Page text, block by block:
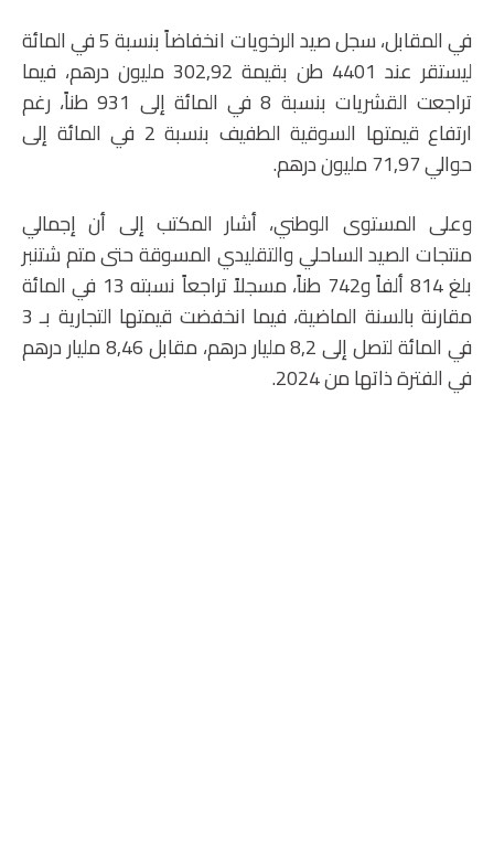
في المقابل، سجل صيد الرخويات انخفاضاً بنسبة 5 في المائة
ليستقر عند 4401 طن بقيمة 302,92 مليون درهم، فيما
تراجعت القشريات بنسبة 8 في المائة إلى 931 طناً، رغم
ارتفاع قيمتها السوقية الطفيف بنسبة 2 في المائة إلى
حوالي 71,97 مليون درهم.
وعلى المستوى الوطني، أشار المكتب إلى أن إجمالي
منتجات الصيد الساحلي والتقليدي المسوقة حتى متم شتنبر
بلغ 814 ألفاً و742 طناً، مسجلاً تراجعاً نسبته 13 في المائة
مقارنة بالسنة الماضية، فيما انخفضت قيمتها التجارية بـ 3
في المائة لتصل إلى 8,2 مليار درهم، مقابل 8,46 مليار درهم
في الفترة ذاتها من 2024.